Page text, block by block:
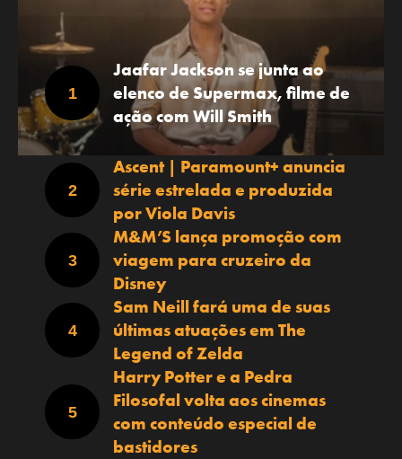
Jaafar Jackson se junta ao
elenco de Supermax, filme de
ação com Will Smith
Ascent | Paramount+ anuncia
série estrelada e produzida
por Viola Davis
M&M’S lança promoção com
viagem para cruzeiro da
Disney
Sam Neill fará uma de suas
últimas atuações em The
Legend of Zelda
Harry Potter e a Pedra
Filosofal volta aos cinemas
com conteúdo especial de
bastidores